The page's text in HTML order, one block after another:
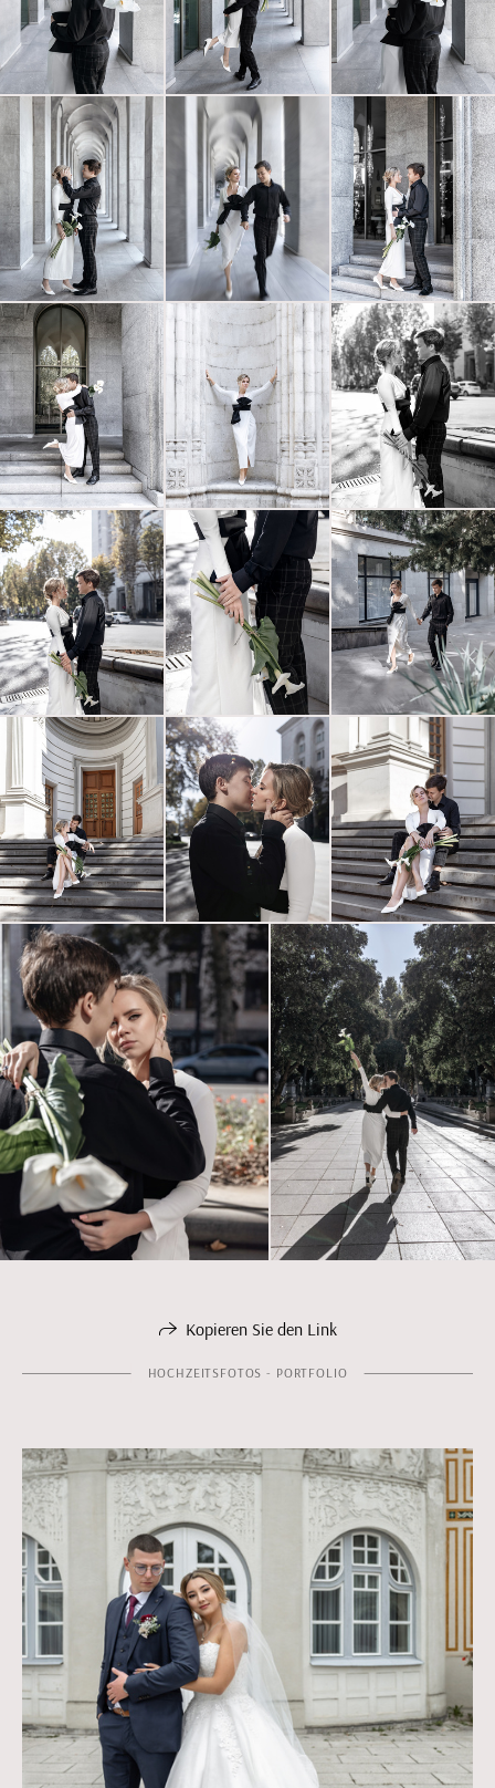
Kopieren Sie den Link
HOCHZEITSFOTOS - PORTFOLIO